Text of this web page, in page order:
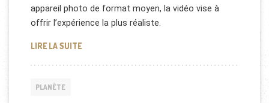
appareil photo de format moyen, la vidéo vise à
offrir l’expérience la plus réaliste.
LIRE LA SUITELA PATAGONIE EN VIDÉO HAUTE RÉSOLUTION
PLANÈTE